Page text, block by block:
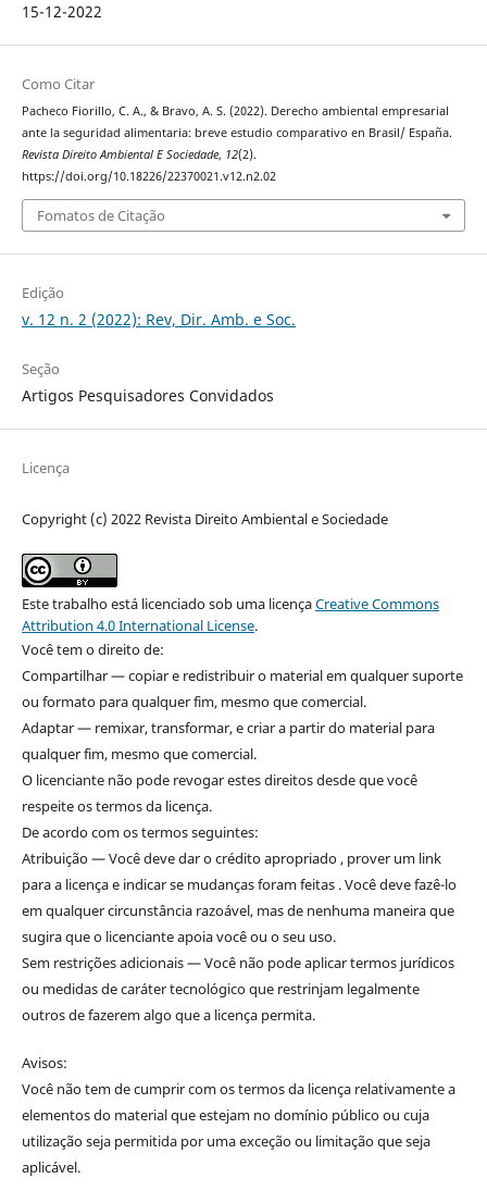
15-12-2022
Como Citar
Pacheco Fiorillo, C. A., & Bravo, A. S. (2022). Derecho ambiental empresarial
ante la seguridad alimentaria: breve estudio comparativo en Brasil/ España.
Revista Direito Ambiental E Sociedade, 12(2).
https://doi.org/10.18226/22370021.v12.n2.02
Fomatos de Citação
Edição
v. 12 n. 2 (2022): Rev, Dir. Amb. e Soc.
Seção
Artigos Pesquisadores Convidados
Licença
Copyright (c) 2022 Revista Direito Ambiental e Sociedade
Este trabalho está licenciado sob uma licençaCreative Commons
Attribution 4.0 International License.
Você tem o direito de:
Compartilhar — copiar e redistribuir o material em qualquer suporte
ou formato para qualquer fim, mesmo que comercial.
Adaptar — remixar, transformar, e criar a partir do material para
qualquer fim, mesmo que comercial.
O licenciante não pode revogar estes direitos desde que você
respeite os termos da licença.
De acordo com os termos seguintes:
Atribuição — Você deve dar o crédito apropriado , prover um link
para a licença e indicar se mudanças foram feitas . Você deve fazê-lo
em qualquer circunstância razoável, mas de nenhuma maneira que
sugira que o licenciante apoia você ou o seu uso.
Sem restrições adicionais — Você não pode aplicar termos jurídicos
ou medidas de caráter tecnológico que restrinjam legalmente
outros de fazerem algo que a licença permita.
Avisos:
Você não tem de cumprir com os termos da licença relativamente a
elementos do material que estejam no domínio público ou cuja
utilização seja permitida por uma exceção ou limitação que seja
aplicável.